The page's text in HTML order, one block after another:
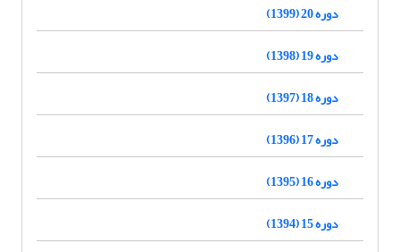
دوره 20 (1399)
دوره 19 (1398)
دوره 18 (1397)
دوره 17 (1396)
دوره 16 (1395)
دوره 15 (1394)